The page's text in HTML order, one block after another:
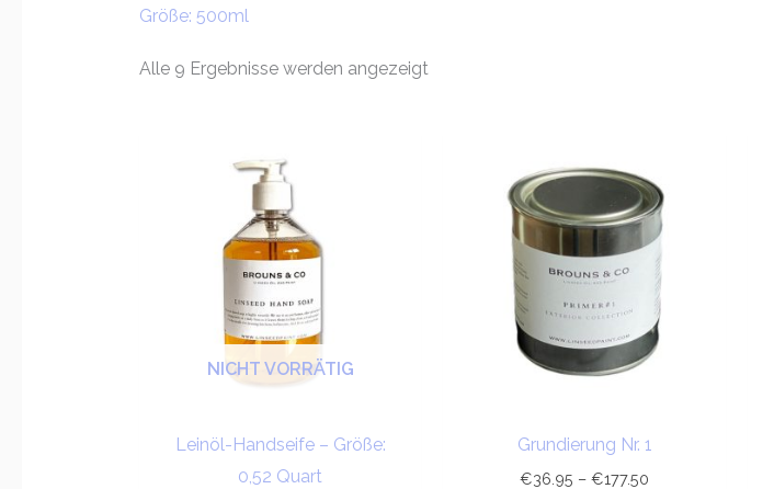
Größe: 500ml
Alle 9 Ergebnisse werden angezeigt
NICHT VORRÄTIG
Leinöl-Handseife – Größe:
0,52 Quart
Grundierung Nr. 1
€36.95 –€177.50
bis
€177.50